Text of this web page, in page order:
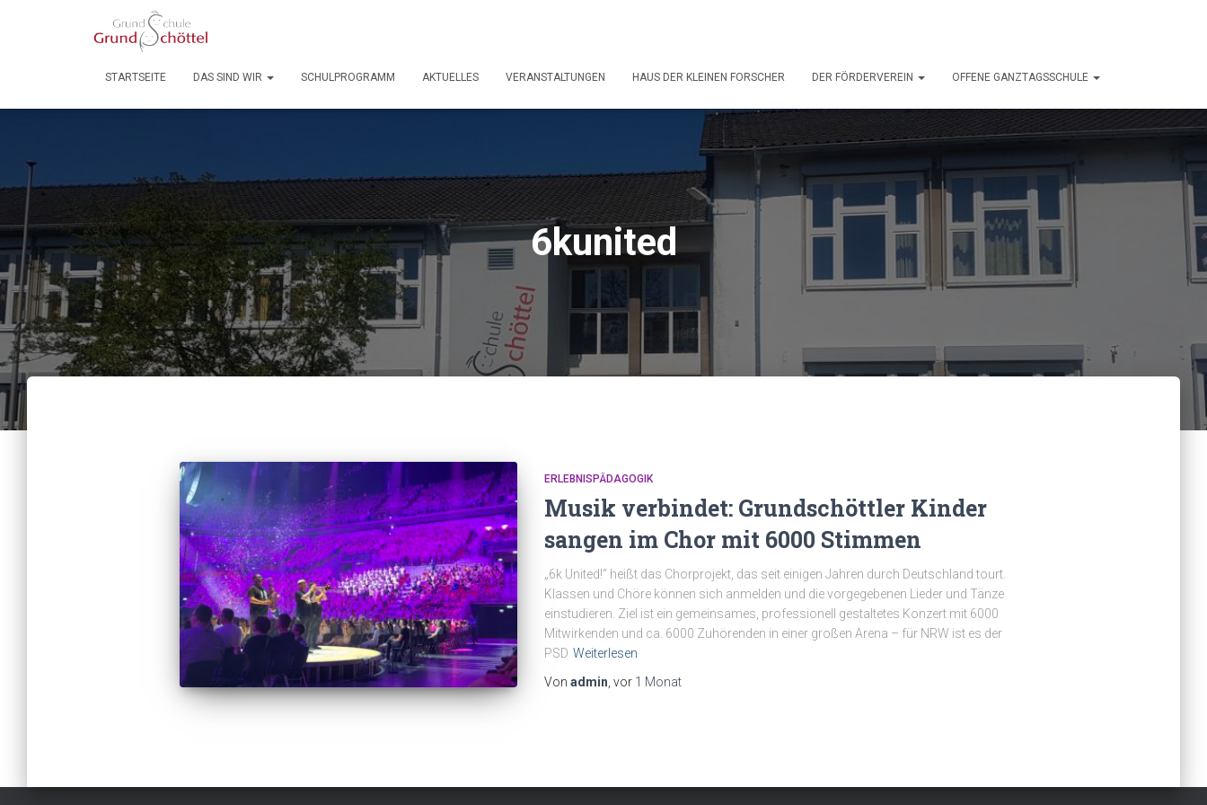
STARTSEITE DAS SIND WIR SCHULPROGRAMM AKTUELLES VERANSTALTUNGEN HAUS DER KLEINEN FORSCHER DER FÖRDERVEREIN OFFENE GANZTAGSSCHULE
6kunited
ERLEBNISPÄDAGOGIK
Musik verbindet: Grundschöttler Kinder
sangen im Chor mit 6000 Stimmen
„6k United!“ heißt das Chorprojekt, das seit einigen Jahren durch Deutschland tourt.
Klassen und Chöre können sich anmelden und die vorgegebenen Lieder und Tänze
einstudieren. Ziel ist ein gemeinsames, professionell gestaltetes Konzert mit 6000
Mitwirkenden und ca. 6000 Zuhörenden in einer großen Arena – für NRW ist es der
PSD Weiterlesen
Von admin , vor 1 Monat